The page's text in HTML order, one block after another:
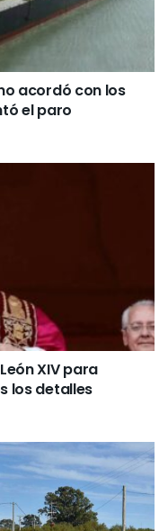
acordó con los
el paro
XIV para
los detalles